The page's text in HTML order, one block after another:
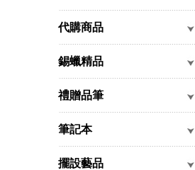
代購商品
錫蠟精品
禮贈品筆
筆記本
擺設藝品